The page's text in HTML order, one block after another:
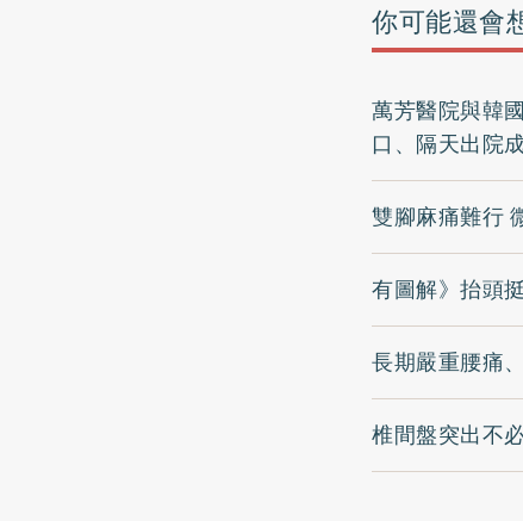
你可能還會
萬芳醫院與韓
口、隔天出院
雙腳麻痛難行
有圖解》抬頭
長期嚴重腰痛
椎間盤突出不